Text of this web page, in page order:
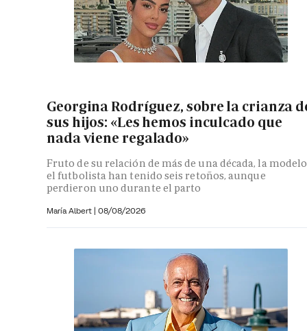
Georgina Rodríguez, sobre la crianza
sus hijos: «Les hemos inculcado que
nada viene regalado»
Fruto de su relación de más de una década, la
el futbolista han tenido seis retoños, aunque
perdieron uno durante el parto
María Albert | 08/08/2026